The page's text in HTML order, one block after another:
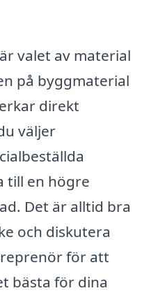
valet av material
på byggmaterial
direkt
väljer
till en högre
Det är alltid bra
och diskutera
för att
bästa för dina